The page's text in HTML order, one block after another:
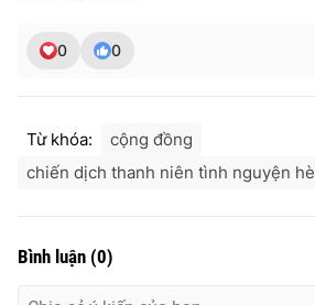
0 0
Từ khóa:
cộng đồng
chiến dịch thanh niên tình nguyện hè
Bình luận (0)